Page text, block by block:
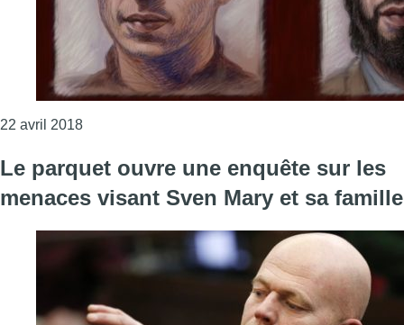
22 avril 2018Consulter l'article "Procès de la fusillade rue du
Le parquet ouvre une enquête sur les
menaces visant Sven Mary et sa famille